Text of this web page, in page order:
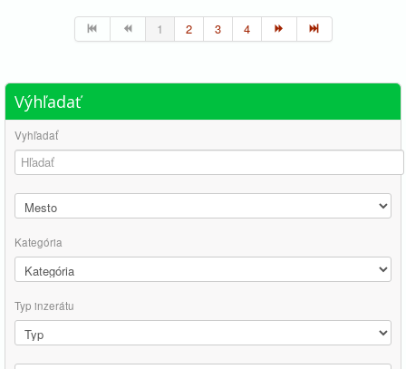
1 2 3 4
Výhľadať
Vyhľadať
Kategória
Typ inzerátu